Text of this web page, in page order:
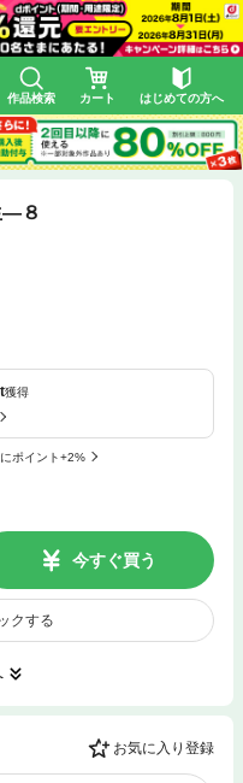
作品検索 カート はじめての方へ
―８
獲得
ポイント+2%
今すぐ買う
クする
お気に入り登録